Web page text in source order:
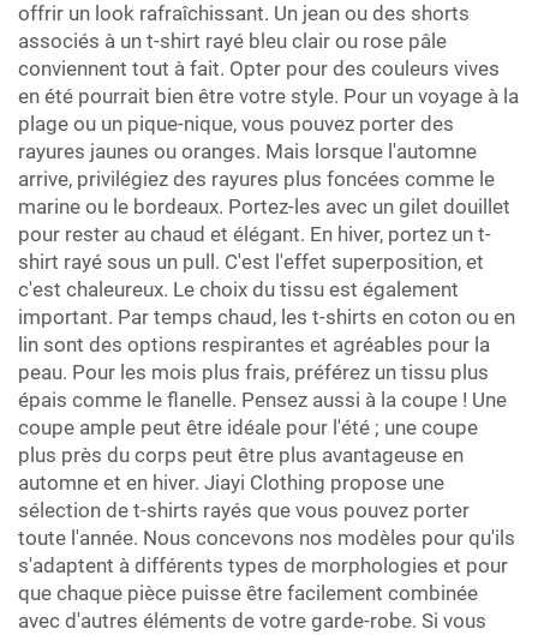
offrir un look rafraîchissant. Un jean ou des shorts
associés à un t-shirt rayé bleu clair ou rose pâle
conviennent tout à fait. Opter pour des couleurs vives
en été pourrait bien être votre style. Pour un voyage à la
plage ou un pique-nique, vous pouvez porter des
rayures jaunes ou oranges. Mais lorsque l'automne
arrive, privilégiez des rayures plus foncées comme le
marine ou le bordeaux. Portez-les avec un gilet douillet
pour rester au chaud et élégant. En hiver, portez un t-
shirt rayé sous un pull. C'est l'effet superposition, et
c'est chaleureux. Le choix du tissu est également
important. Par temps chaud, les t-shirts en coton ou en
lin sont des options respirantes et agréables pour la
peau. Pour les mois plus frais, préférez un tissu plus
épais comme le flanelle. Pensez aussi à la coupe ! Une
coupe ample peut être idéale pour l'été ; une coupe
plus près du corps peut être plus avantageuse en
automne et en hiver. Jiayi Clothing propose une
sélection de t-shirts rayés que vous pouvez porter
toute l'année. Nous concevons nos modèles pour qu'ils
s'adaptent à différents types de morphologies et pour
que chaque pièce puisse être facilement combinée
avec d'autres éléments de votre garde-robe. Si vous